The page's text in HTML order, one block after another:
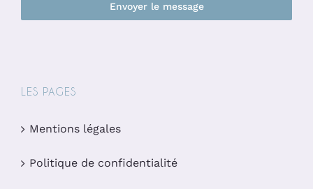
Envoyer le message
LES PAGES
Mentions légales
Politique de confidentialité